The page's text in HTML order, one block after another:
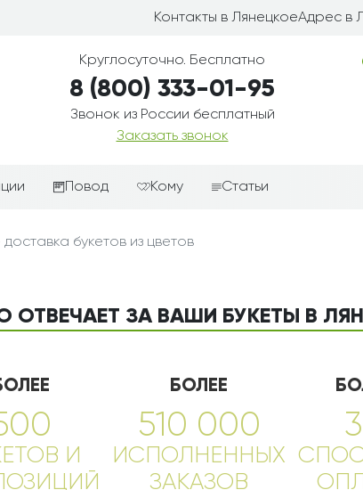
Контакты в ЛянецкоеАдрес в
Круглосуточно. Бесплатно
8 (800) 333-01-95
Звонок из России бесплатный
Заказать звонок
Повод
цветам
День рождения
Свидание
Спасибо!
Кому
Мужчине
Подруге
Сестре
Статьи
букетов из цветов
ОТВЕЧАЕТ ЗА ВАШИ БУКЕТЫ В
И
БОЛЕЕ
510 000
ИСПОЛНЕННЫХ
ЗАКАЗОВ